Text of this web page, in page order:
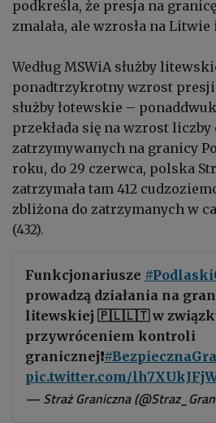
podkreśla, że presja na
zmalała, ale wzrosła na
Według MSWiA służby
ponadtrzykrotny wzrost
służby łotewskie –
przekłada się na wzrost
zatrzymywanych na granicy
roku, do 29 czerwca, polska
zatrzymała tam 412
zbliżona do zatrzymanych w
(432).
Funkcjonariusze
prowadzą działania na
litewskiej 🇵🇱🇱🇹 w
przywróceniem kontroli
granicznej❗️
pic.twitter.com/
— Straż Graniczna